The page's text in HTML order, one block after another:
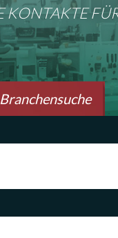
KONTAKTE
Branchensuche